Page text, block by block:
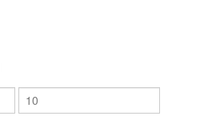
Max.
Preis